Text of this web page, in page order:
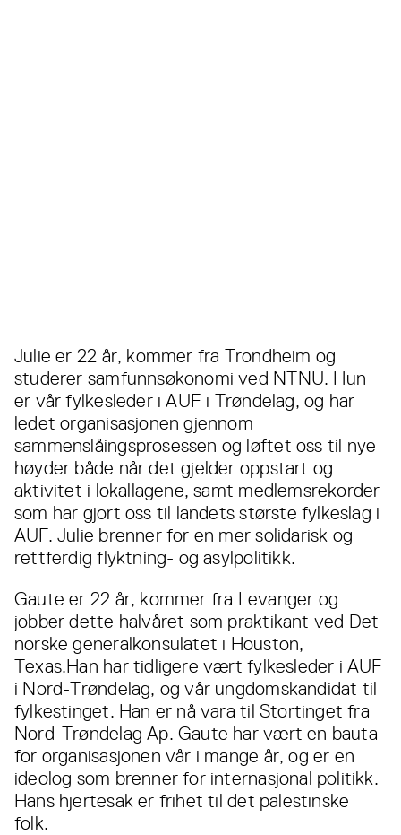
Julie er 22 år, kommer fra Trondheim og
studerer samfunnsøkonomi ved NTNU. Hun
er vår fylkesleder i AUF i Trøndelag, og har
ledet organisasjonen gjennom
sammenslåingsprosessen og løftet oss til nye
høyder både når det gjelder oppstart og
aktivitet i lokallagene, samt medlemsrekorder
som har gjort oss til landets største fylkeslag i
AUF. Julie brenner for en mer solidarisk og
rettferdig flyktning- og asylpolitikk.
Gaute er 22 år, kommer fra Levanger og
jobber dette halvåret som praktikant ved Det
norske generalkonsulatet i Houston,
Texas.Han har tidligere vært fylkesleder i AUF
i Nord-Trøndelag, og vår ungdomskandidat til
fylkestinget. Han er nå vara til Stortinget fra
Nord-Trøndelag Ap. Gaute har vært en bauta
for organisasjonen vår i mange år, og er en
ideolog som brenner for internasjonal politikk.
Hans hjertesak er frihet til det palestinske
folk.